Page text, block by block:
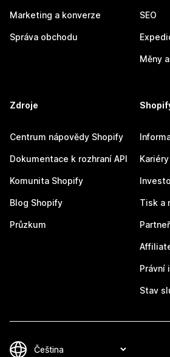
Marketing a konverze
Správa obchodu
SEO
Měny
Zdroje
Centrum nápovědy Shopify
Dokumentace k rozhraní API
Komunita Shopify
Blog Shopify
Průzkum
Kariéry
Tisk a
Právní
Stav